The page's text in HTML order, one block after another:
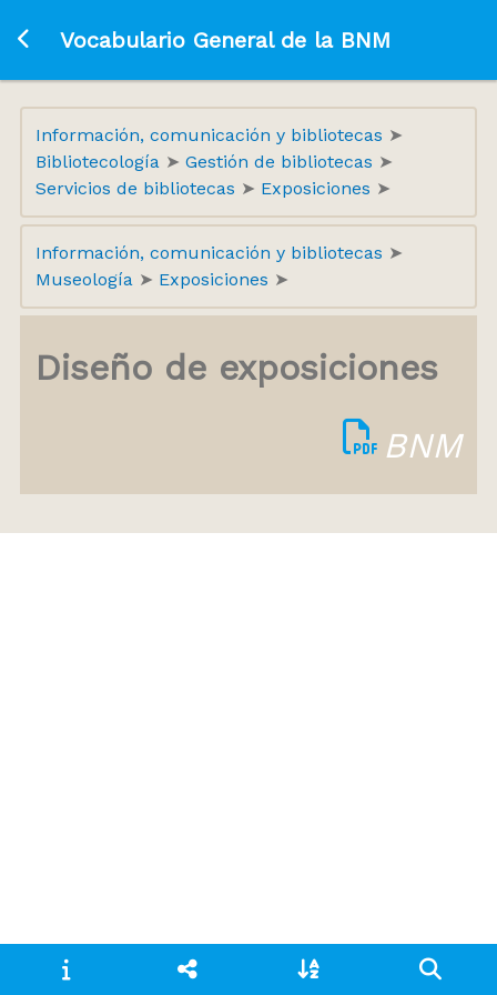
Ir a la página principal
Vocabulario General de la BNM
Información, comunicación y bibliotecas
Bibliotecología
Gestión de bibliotecas
Servicios de bibliotecas
Exposiciones
Información, comunicación y bibliotecas
Museología
Exposiciones
Diseño de exposiciones
BNM